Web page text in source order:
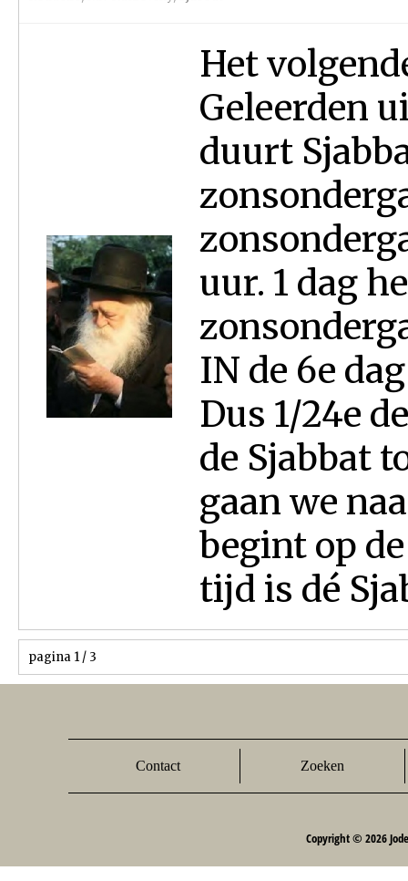
Het
Geleerden
duurt
uur. 1 dag
IN de 6e
Dus 1/24e
de Sjabbat
gaan we
begint op
tijd is dé
pagina 1 / 3
Contact Zoeken
Copyright © 2026